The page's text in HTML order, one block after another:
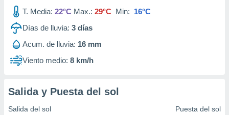
T. Media: 22°C Max.: 29°C Min: 16°C
Días de lluvia: 3 días
Acum. de lluvia: 16 mm
Viento medio: 8 km/h
Salida y Puesta del sol
Salida del sol Puesta del sol